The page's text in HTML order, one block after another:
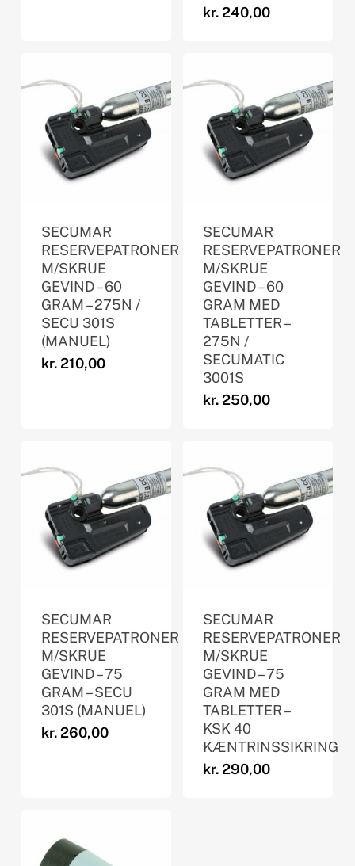
kr.240,00
SECUMAR
RESERVEPATRONER
M/SKRUE
GEVIND – 60
GRAM – 275N /
SECU 301S
(MANUEL)
kr.210,00
SECUMAR
RESERVEPATRONER
M/SKRUE
GEVIND – 60
GRAM MED
TABLETTER –
275N /
SECUMATIC
3001S
kr.250,00
SECUMAR
RESERVEPATRONER
M/SKRUE
GEVIND – 75
GRAM – SECU
301S (MANUEL)
kr.260,00
SECUMAR
RESERVEPATRONER
M/SKRUE
GEVIND – 75
GRAM MED
TABLETTER –
KSK 40
KÆNTRINSSIKRING
kr.290,00